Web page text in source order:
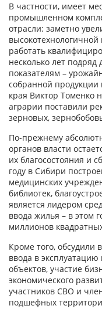
В частности, имеет
промышленном
отрасли: заметно
работать
несколько лет
показателям –
собранной продукции
края Виктор Томенко
аграрии поставили
зерновых,
По-прежнему
органов власти
их благосостояния и
году в Сибири
медицинских
библиотек,
является лидером
ввода жилья – в этом
миллионов
Кроме того, обсудили
ввода в
объектов, участие
экономического
участников СВО и
подшефных